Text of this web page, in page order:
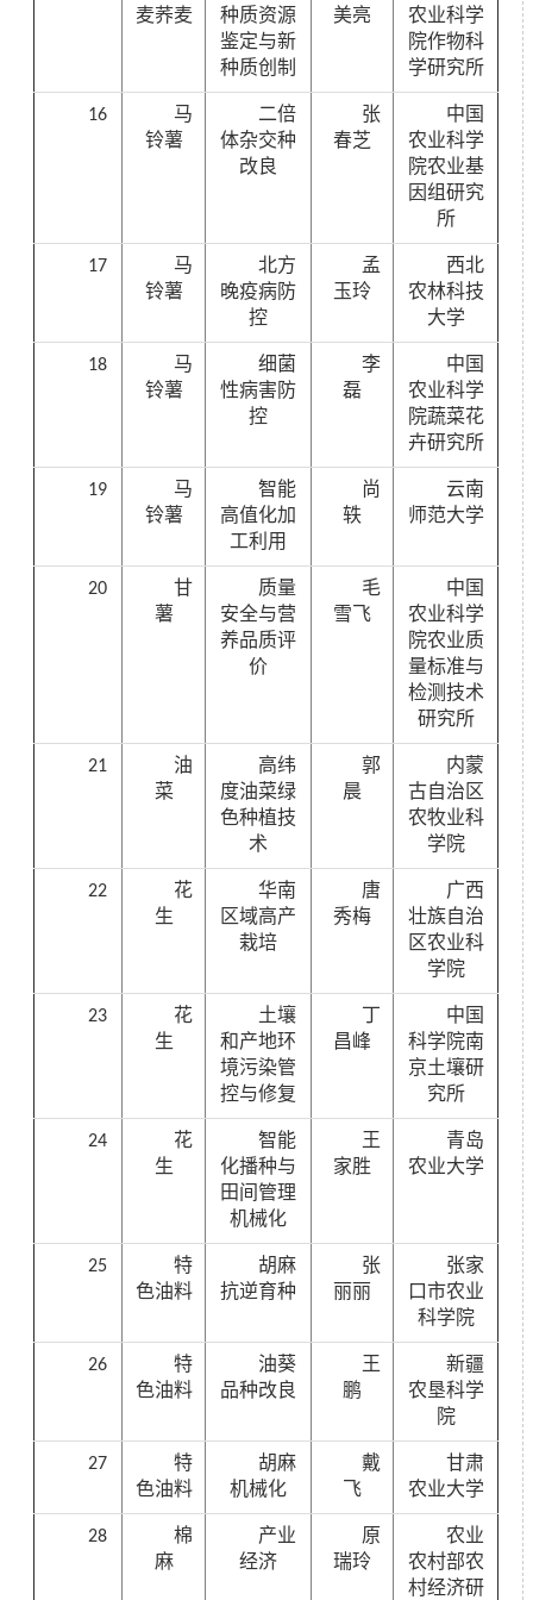
麦荞麦
种质资源
鉴定与新
种质创制
美亮
农业科学
院作物科
学研究所
16
马
铃薯
二倍
体杂交种
改良
张
春芝
中国
农业科学
院农业基
因组研究
所
17
马
铃薯
北方
晚疫病防
控
孟
玉玲
西北
农林科技
大学
18
马
铃薯
细菌
性病害防
控
李
磊
中国
农业科学
院蔬菜花
卉研究所
19
马
铃薯
智能
高值化加
工利用
尚
轶
云南
师范大学
20
甘
薯
质量
安全与营
养品质评
价
毛
雪飞
中国
农业科学
院农业质
量标准与
检测技术
研究所
21
油
菜
高纬
度油菜绿
色种植技
术
郭
晨
内蒙
古自治区
农牧业科
学院
22
花
生
华南
区域高产
栽培
唐
秀梅
广西
壮族自治
区农业科
学院
23
花
生
土壤
和产地环
境污染管
控与修复
昌峰
中国
科学院南
京土壤研
究所
24
花
生
智能
化播种与
田间管理
机械化
王
家胜
青岛
农业大学
25
特
色油料
胡麻
抗逆育种
张
丽丽
张家
口市农业
科学院
26
特
色油料
油葵
品种改良
王
鹏
新疆
农垦科学
院
27
特
色油料
胡麻
机械化
戴
飞
甘肃
农业大学
28
棉
麻
产业
经济
原
瑞玲
农业
农村部农
村经济研